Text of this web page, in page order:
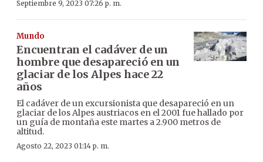
Septiembre 9, 2023 07:26 p. m.
Mundo
Encuentran el cadáver de un
hombre que desapareció en un
glaciar de los Alpes hace 22
años
El cadáver de un excursionista que desapareció en un
glaciar de los Alpes austriacos en el 2001 fue hallado por
un guía de montaña este martes a 2.900 metros de
altitud.
Agosto 22, 2023 01:14 p. m.